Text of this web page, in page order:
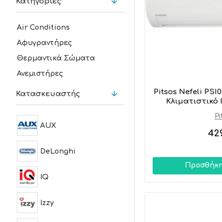
Air Conditions
Αφυγραντήρες
Θερμαντικά Σώματα
Ανεμιστήρες
Κατασκευαστής
AUX
DeLonghi
IQ
Izzy
Pitsos Nefeli